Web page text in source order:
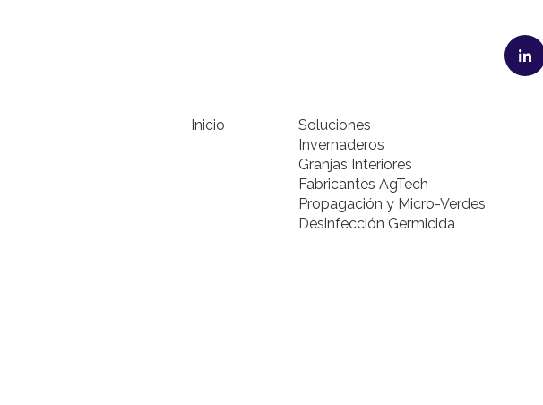
Inicio
Soluciones
Invernaderos
Granjas Interiores
Fabricantes AgTech
Propagación y Micro-Verdes
Desinfección Germicida